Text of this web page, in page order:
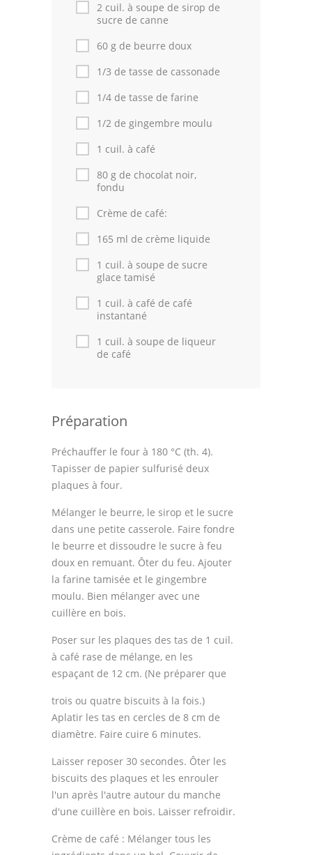
Recettes marocaine
Cuisine Algérienne
Cuisine Juive
Cuisine Libanaise
Articles
Actualités
Astuces de cuisine
Leçons de cuisine
Fêtes Religieuses
Forum
Espace Personnel
2 cuil. à soupe de sirop de
sucre de canne
60 g de beurre doux
1/3 de tasse de cassonade
1/4 de tasse de farine
1/2 de gingembre moulu
1 cuil. à café
80 g de chocolat noir,
fondu
Crème de café:
165 ml de crème liquide
1 cuil. à soupe de sucre
glace tamisé
1 cuil. à café de café
instantané
1 cuil. à soupe de liqueur
de café
Préparation
Préchauffer le four à 180 °C (th. 4).
Tapisser de papier sulfurisé deux
plaques à four.
Mélanger le beurre, le sirop et le sucre
dans une petite casserole. Faire fondre
le beurre et dissoudre le sucre à feu
doux en remuant. Ôter du feu. Ajouter
la farine tamisée et le gingembre
moulu. Bien mélanger avec une
cuillère en bois.
Poser sur les plaques des tas de 1 cuil.
à café rase de mélange, en les
espaçant de 12 cm. (Ne préparer que
trois ou quatre biscuits à la fois.)
Aplatir les tas en cercles de 8 cm de
diamètre. Faire cuire 6 minutes.
Laisser reposer 30 secondes. Ôter les
biscuits des plaques et les enrouler
l'un après l'autre autour du manche
d'une cuillère en bois. Laisser refroidir.
Crème de café : Mélanger tous les